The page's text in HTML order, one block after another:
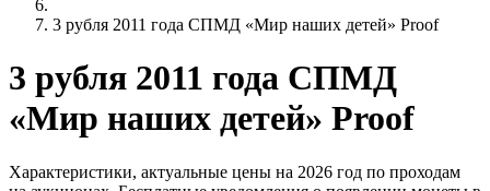
3 рубля 2011 года СПМД «Мир наших детей» Proof
3 рубля 2011 года СПМД
«Мир наших детей» Proof
Характеристики, актуальные цены на 2026 год по проходам